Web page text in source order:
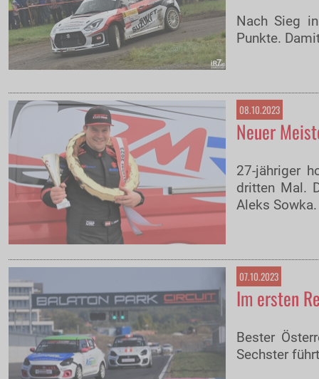
Nach Sieg
Punkte.
08.10.2023
Neuer
27-jähriger
dritten Mal.
Aleks Sowka.
07.10.2023
Im ersten
Bester
Sechster